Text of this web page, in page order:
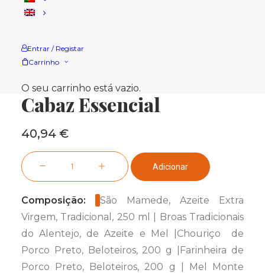
Entrar / Registar
Carrinho
O seu carrinho está vazio.
Cabaz Essencial
40,94 €
Quantidade
de
Essencial
Adicionar
Composição:
São Mamede, Azeite Extra
Virgem, Tradicional, 250 ml | Broas Tradicionais
do Alentejo, de Azeite e Mel |Chouriço de
Porco Preto, Beloteiros, 200 g |Farinheira de
Porco Preto, Beloteiros, 200 g | Mel Monte